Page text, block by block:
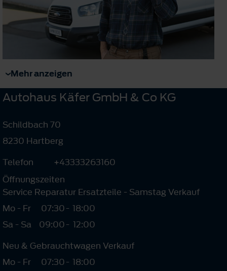
Mehr anzeigen
Autohaus Käfer GmbH & Co KG
Schildbach 70
8230 Hartberg
Telefon
+43333263160
Öffnungszeiten
Service Reparatur Ersatzteile - Samstag Verkauf
Mo - Fr
07:30- 18:00
Sa - Sa
09:00- 12:00
Neu & Gebrauchtwagen Verkauf
Mo - Fr
07:30- 18:00